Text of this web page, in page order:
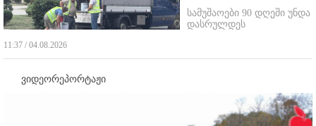
სამუშაოები 90 დღეში უნდა
დასრულდეს
11:37 / 04.08.2026
ვიდეორეპორტაჟი